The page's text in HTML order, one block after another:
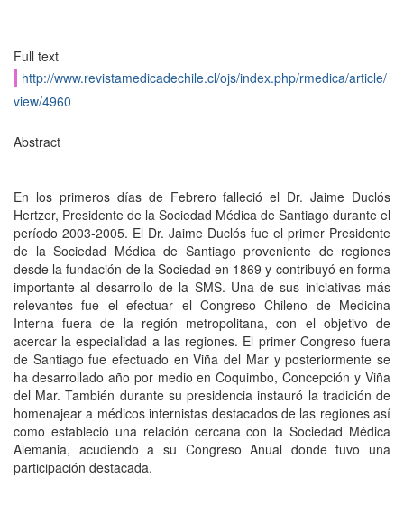
Full text
http://www.revistamedicadechile.cl/ojs/index.php/rmedica/article/
view/4960
Abstract
En los primeros días de Febrero falleció el Dr. Jaime Duclós
Hertzer, Presidente de la Sociedad Médica de Santiago durante el
período 2003-2005. El Dr. Jaime Duclós fue el primer Presidente
de la Sociedad Médica de Santiago proveniente de regiones
desde la fundación de la Sociedad en 1869 y contribuyó en forma
importante al desarrollo de la SMS. Una de sus iniciativas más
relevantes fue el efectuar el Congreso Chileno de Medicina
Interna fuera de la región metropolitana, con el objetivo de
acercar la especialidad a las regiones. El primer Congreso fuera
de Santiago fue efectuado en Viña del Mar y posteriormente se
ha desarrollado año por medio en Coquimbo, Concepción y Viña
del Mar. También durante su presidencia instauró la tradición de
homenajear a médicos internistas destacados de las regiones así
como estableció una relación cercana con la Sociedad Médica
Alemania, acudiendo a su Congreso Anual donde tuvo una
participación destacada.